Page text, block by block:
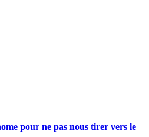
pour ne pas nous tirer vers le